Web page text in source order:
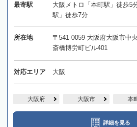
最寄駅
大阪メトロ「本町駅」徒歩5
駅」徒歩7分
所在地
〒541-0059 大阪府大阪市中
斎橋博労町ビル401
対応エリア 大阪
大阪府 大阪市 本
詳細を見る